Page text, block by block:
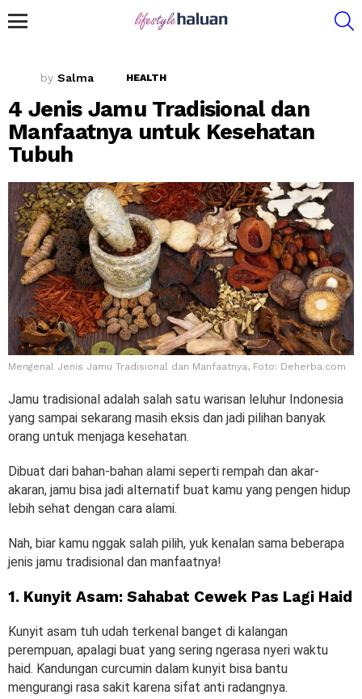
by Salma HEALTH
4 Jenis Jamu Tradisional dan
Manfaatnya untuk Kesehatan
Tubuh
Mengenal Jenis Jamu Tradisional dan Manfaatnya, Foto: Deherba.com
Jamu tradisional adalah salah satu warisan leluhur Indonesia
yang sampai sekarang masih eksis dan jadi pilihan banyak
orang untuk menjaga kesehatan.
Dibuat dari bahan-bahan alami seperti rempah dan akar-
akaran, jamu bisa jadi alternatif buat kamu yang pengen hidup
lebih sehat dengan cara alami.
Nah, biar kamu nggak salah pilih, yuk kenalan sama beberapa
jenis jamu tradisional dan manfaatnya!
1. Kunyit Asam: Sahabat Cewek Pas Lagi Haid
Kunyit asam tuh udah terkenal banget di kalangan
perempuan, apalagi buat yang sering ngerasa nyeri waktu
haid. Kandungan curcumin dalam kunyit bisa bantu
mengurangi rasa sakit karena sifat anti radangnya.